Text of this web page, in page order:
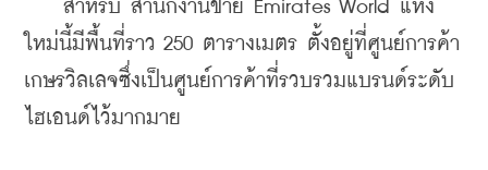
สำหรับ สำนักงานขาย Emirates World แห่ง
ใหม่นี้มีพื้นที่ราว 250 ตารางเมตร ตั้งอยู่ที่ศูนย์การค้า
เกษรวิลเลจซึ่งเป็นศูนย์การค้าที่รวบรวมแบรนด์ระดับ
ไฮเอนด์ไว้มากมาย